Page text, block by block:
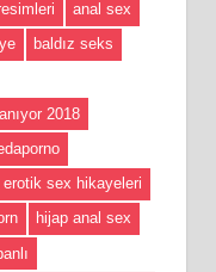
anal sex
baldız seks
2018
erotik sex hikayeleri
hijap anal sex